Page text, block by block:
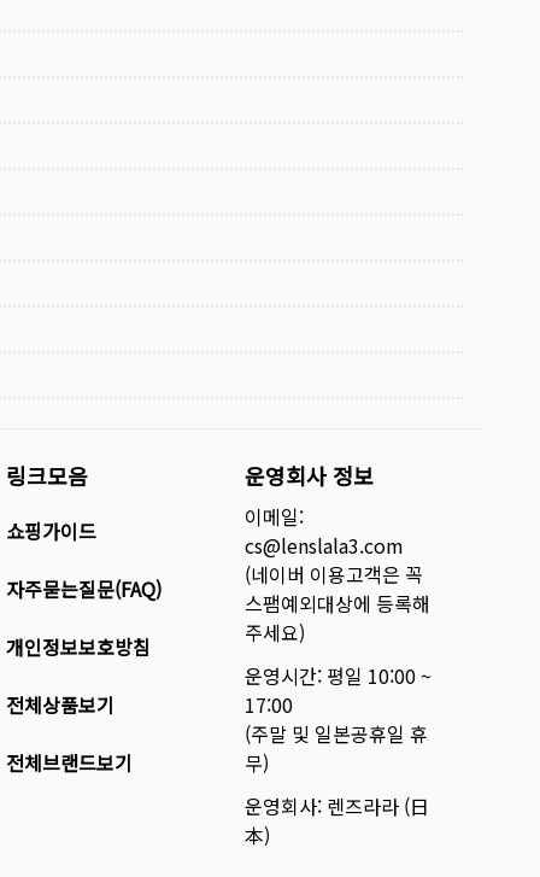
링크모음
쇼핑가이드
자주묻는질문(FAQ)
개인정보보호방침
전체상품보기
전체브랜드보기
운영회사 정보
이메일:
cs@lenslala3.com
(네이버 이용고객은 꼭
스팸예외대상에 등록해
주세요)
운영시간: 평일 10:00 ~
17:00
(주말 및 일본공휴일 휴
무)
운영회사: 렌즈라라 (日
本)